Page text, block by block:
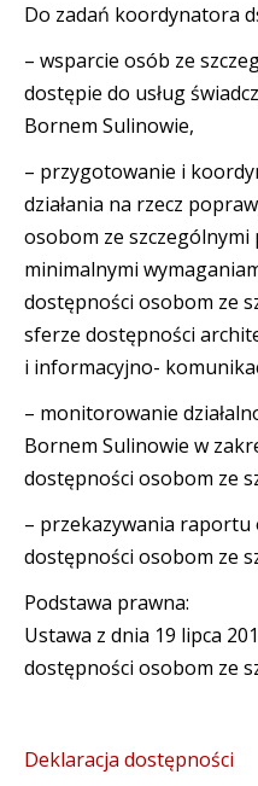
Do zadań koordynatora
– wsparcie osób ze
dostępie do usług
Bornem Sulinowie,
– przygotowanie i
działania na rzecz
osobom ze
minimalnymi
dostępności osobom ze
sferze dostępności
i informacyjno-
– monitorowanie
Bornem Sulinowie w
dostępności osobom ze
– przekazywania raportu
dostępności osobom ze
Podstawa prawna:
Ustawa z dnia 19 lipca
dostępności osobom ze
Deklaracja dostępności